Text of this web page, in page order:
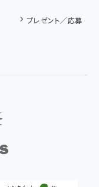
プレゼント／応募